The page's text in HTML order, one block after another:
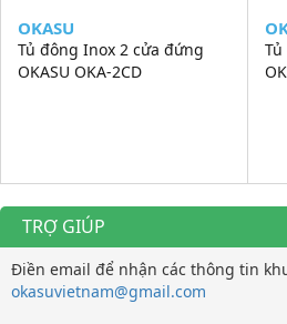
OKASU
Tủ đông Inox 2 cửa đứng
OKASU OKA-2CD
TRỢ GIÚP
Điền email để nhận các thông tin
okasuvietnam@gmail.com